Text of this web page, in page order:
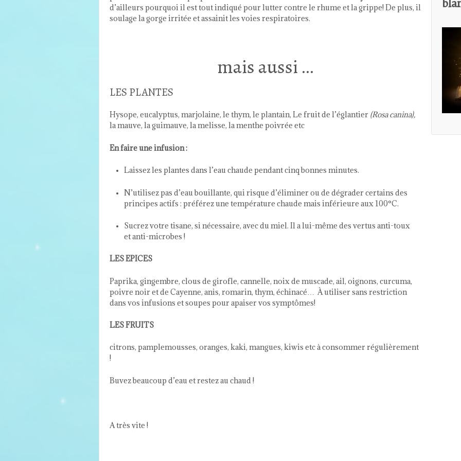
d’ailleurs pourquoi il est tout indiqué pour lutter contre le rhume et la grippe! De plus, il
soulage la gorge irritée et assainit les voies respiratoires.
mais aussi …
LES PLANTES
Hysope, eucalyptus, marjolaine, le thym, le plantain, Le fruit de l’églantier (Rosa canina),
la mauve, la guimauve, la melisse, la menthe poivrée etc
En faire une infusion :
Laissez les plantes dans l’eau chaude pendant cinq bonnes minutes.
N’utilisez pas d’eau bouillante, qui risque d’éliminer ou de dégrader certains des
principes actifs : préférez une température chaude mais inférieure aux 100°C.
Sucrez votre tisane, si nécessaire, avec dumiel. Il a lui-même des vertus anti-toux
et anti-microbes !
LES EPICES
Paprika, gingembre, clous de girofle, cannelle, noix de muscade, ail, oignons, curcuma,
poivre noir et de Cayenne, anis, romarin, thym, échinacé… À utiliser sans restriction
dans vos infusions et soupes pour apaiser vos symptômes!
LES FRUITS
citrons, pamplemousses, oranges, kaki, mangues, kiwis etc à consommer régulièrement
!
Buvez beaucoup d’eau et restez au chaud !
A très vite !